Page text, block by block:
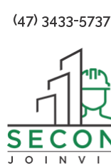
(47) 3433-5737